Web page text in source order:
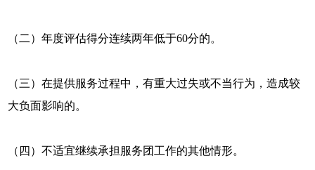
（二）年度评估得分连续两年低于60分的。
（三）在提供服务过程中，有重大过失或不当行为，造成较
大负面影响的。
（四）不适宜继续承担服务团工作的其他情形。